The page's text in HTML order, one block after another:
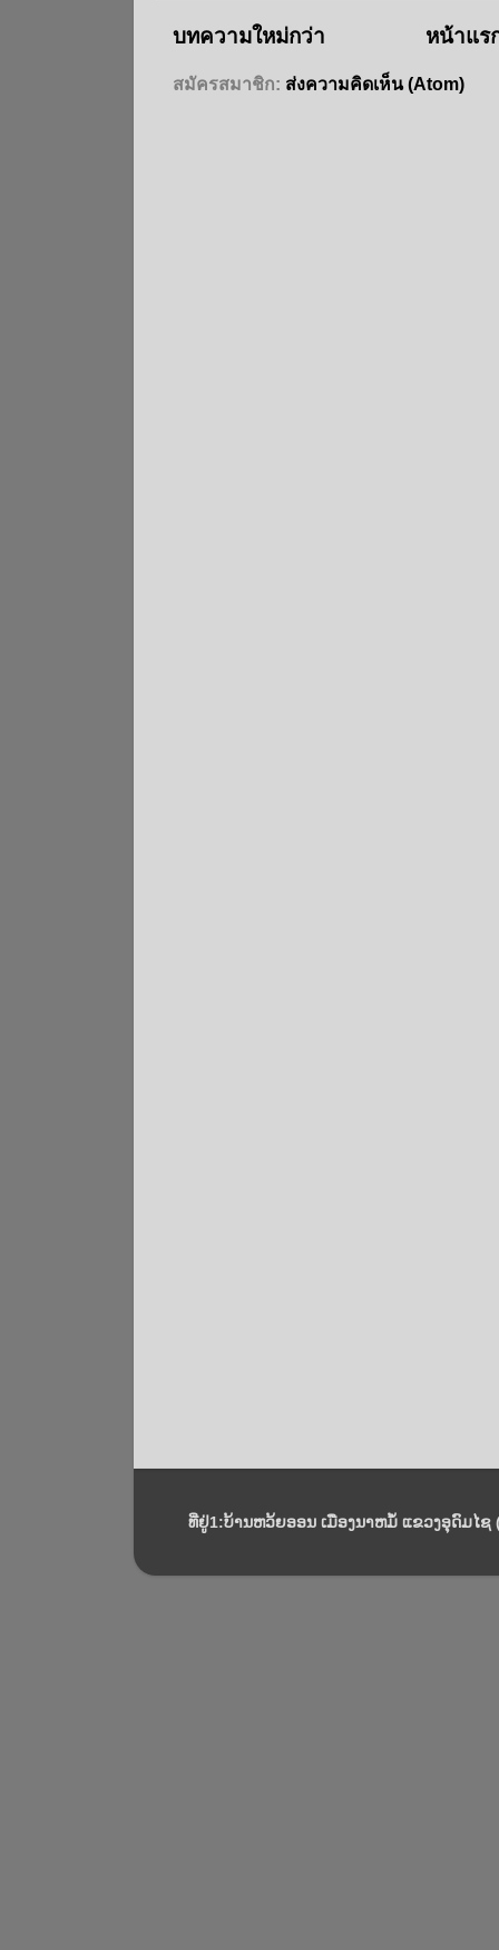
บทความใหม่กว่า หน้าแร
สมัครสมาชิก: ส่งความคิดเห็น (Atom)
ທີ່ຢູ່1:ບ້ານຫວ້ຍອອນ ເມືອງນາຫມໍ້ ແຂວງອຸດົມໄຊ